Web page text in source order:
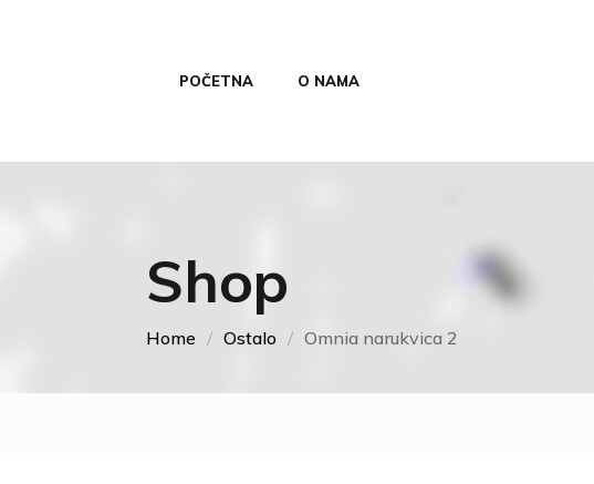
POČETNA O NAMA
Shop
Home Ostalo Omnia narukvica 2